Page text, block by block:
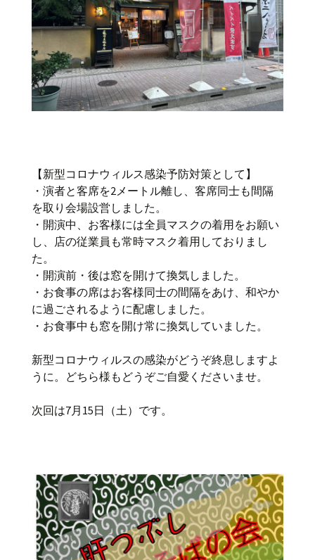
【新型コロナウィルス感染予防対策として】
・演者と客席を2メートル離し、客席同士も間隔
を取り会場設営しました。
・開演中、お客様には全員マスクの着用をお願い
し、店の従業員も常時マスク着用しておりまし
た。
・開演前・後は窓を開けて換気しました。
・お食事の席はお客様同士の間隔をあけ、和やか
に過ごされるように配慮しました。
・お食事中も窓を開け常に換気していました。
新型コロナウィルスの感染がどうぞ終息しますよ
うに。どちら様もどうぞご自愛くださいませ。
次回は7月15日（土）です。